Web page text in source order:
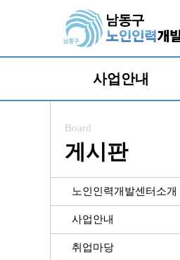
사업안내
Board
게시판
노인인력개발센터소개
사업안내
취업마당